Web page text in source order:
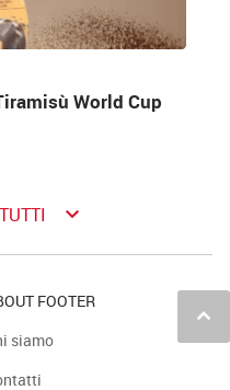
World Cup
keyboard_arrow_down
keyboard_arrow_up
FOOTER
siamo